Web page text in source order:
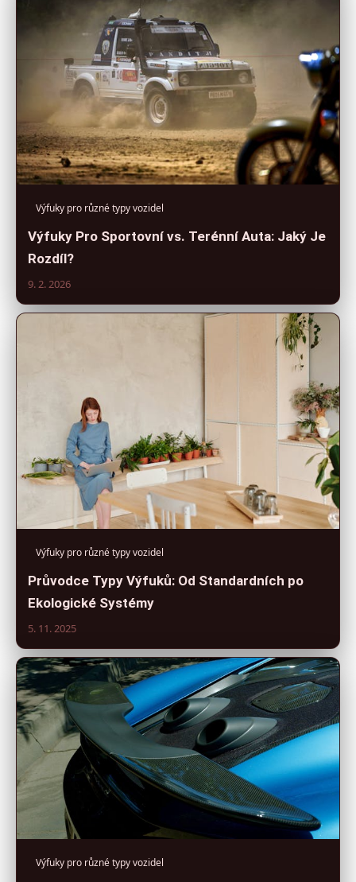
Výfuky pro různé typy vozidel
Výfuky Pro Sportovní vs. Terénní Auta: Jaký Je
Rozdíl?
9. 2. 2026
Výfuky pro různé typy vozidel
Průvodce Typy Výfuků: Od Standardních po
Ekologické Systémy
5. 11. 2025
Výfuky pro různé typy vozidel